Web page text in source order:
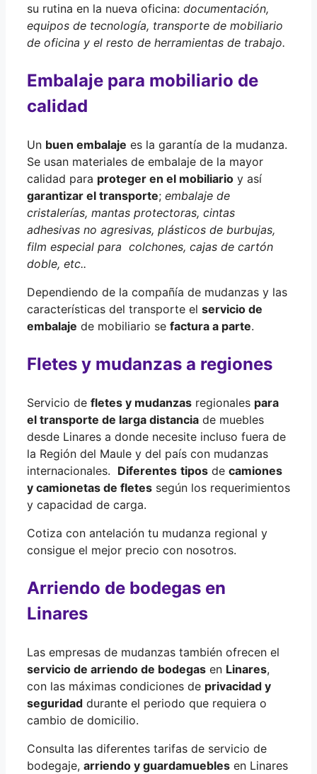
su rutina en la nueva oficina: documentación,
equipos de tecnología, transporte de mobiliario
de oficina y el resto de herramientas de trabajo.
Embalaje para mobiliario de
calidad
Un buen embalaje es la garantía de la mudanza.
Se usan materiales de embalaje de la mayor
calidad para proteger en el mobiliario y así
garantizar el transporte; embalaje de
cristalerías, mantas protectoras, cintas
adhesivas no agresivas, plásticos de burbujas,
film especial para colchones, cajas de cartón
doble, etc..
Dependiendo de la compañía de mudanzas y las
características del transporte el servicio de
embalaje de mobiliario se factura a parte.
Fletes y mudanzas a regiones
Servicio de fletes y mudanzas regionales para
el transporte de larga distancia de muebles
desde Linares a donde necesite incluso fuera de
la Región del Maule y del país con mudanzas
internacionales. Diferentes tipos de camiones
y camionetas de fletes según los requerimientos
y capacidad de carga.
Cotiza con antelación tu mudanza regional y
consigue el mejor precio con nosotros.
Arriendo de bodegas en
Linares
Las empresas de mudanzas también ofrecen el
servicio de arriendo de bodegas en Linares,
con las máximas condiciones de privacidad y
seguridad durante el periodo que requiera o
cambio de domicilio.
Consulta las diferentes tarifas de servicio de
bodegaje, arriendo y guardamuebles en Linares